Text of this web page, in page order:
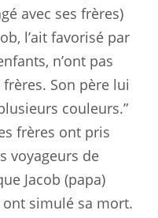
avec ses frères)
l’ait favorisé par
n’ont pas
Son père lui
couleurs.”
frères ont pris
voyageurs de
Jacob (papa)
ont simulé sa mort.